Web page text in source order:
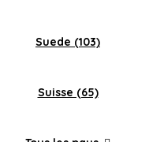
Suede (103)
Suisse (65)